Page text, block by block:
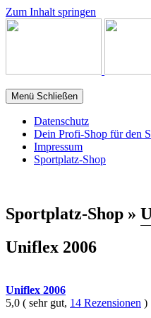
Zum Inhalt springen
Menü Schließen
Datenschutz
Dein Profi-Shop für den
Impressum
Sportplatz-Shop
Sportplatz-Shop »
Uniflex 2006
Uniflex 2006
5,0 ( sehr gut, 14 Rezensionen )